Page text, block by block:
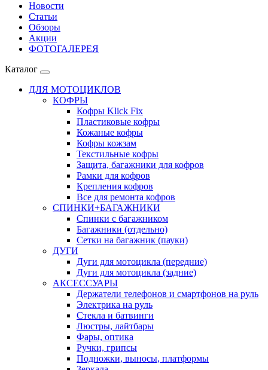
Новости
Статьи
Обзоры
Акции
ФОТОГАЛЕРЕЯ
Каталог
ДЛЯ МОТОЦИКЛОВ
КОФРЫ
Кофры Klick Fix
Пластиковые кофры
Кожаные кофры
Кофры кожзам
Текстильные кофры
Защита, багажники для кофров
Рамки для кофров
Крепления кофров
Все для ремонта кофров
СПИНКИ+БАГАЖНИКИ
Спинки с багажником
Багажники (отдельно)
Сетки на багажник (пауки)
ДУГИ
Дуги для мотоцикла (передние)
Дуги для мотоцикла (задние)
АКСЕССУАРЫ
Держатели телефонов и смартфонов на руль
Электрика на руль
Стекла и батвинги
Люстры, лайтбары
Фары, оптика
Ручки, грипсы
Подножки, выносы, платформы